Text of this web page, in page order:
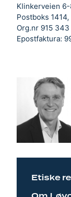
Klinkerveien
Postboks
Org.nr 915
Epostfaktura:
Etiske